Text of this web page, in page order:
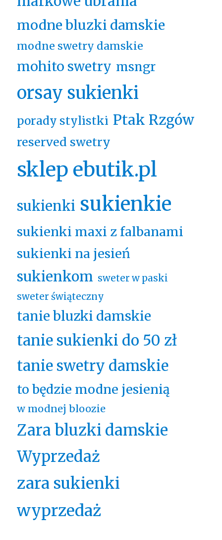
modne bluzki damskie
modne swetry damskie
mohito swetry msngr
orsay sukienki
porady stylistki Ptak Rzgów
reserved swetry
sklep ebutik.pl
sukienki sukienkie
sukienki maxi z falbanami
sukienki na jesień
sukienkom sweter w paski
sweter świąteczny
tanie bluzki damskie
tanie sukienki do 50 zł
tanie swetry damskie
to będzie modne jesienią
w modnej bloozie
Zara bluzki damskie
Wyprzedaż
zara sukienki
wyprzedaż